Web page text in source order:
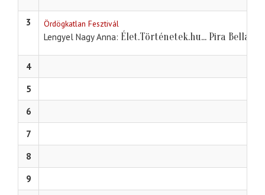
3 Ördögkatlan Fesztivál
Lengyel Nagy Anna Élet.Történetek.hu... Pira Bella
4
5
6
7
8
9